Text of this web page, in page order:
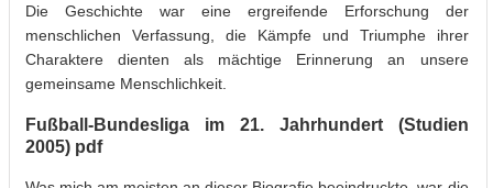
Die Geschichte war eine ergreifende Erforschung der
menschlichen Verfassung, die Kämpfe und Triumphe ihrer
Charaktere dienten als mächtige Erinnerung an unsere
gemeinsame Menschlichkeit.
Fußball-Bundesliga im 21. Jahrhundert (Studien
2005) pdf